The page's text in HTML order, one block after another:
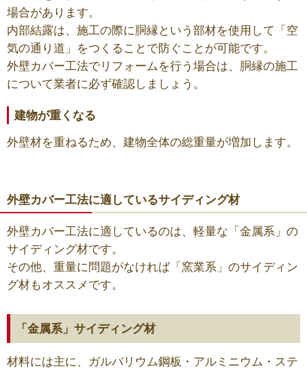
場合があります。
内部結露は、施工の際に胴縁という部材を使用して「空
気の通り道」をつくることで防ぐことが可能です。
外壁カバー工法でリフォームを行う場合は、胴縁の施工
について業者に必ず確認しましょう。
建物が重くなる
外壁材を重ねるため、建物全体の総重量が増加します。
外壁カバー工法に適しているサイディング材
外壁カバー工法に適しているのは、軽量な「金属系」の
サイディング材です。
その他、重量に問題がなければ「窯業系」のサイディン
グ材もオススメです。
「金属系」サイディング材
材料には主に、ガルバリウム鋼板・アルミニウム・ステ